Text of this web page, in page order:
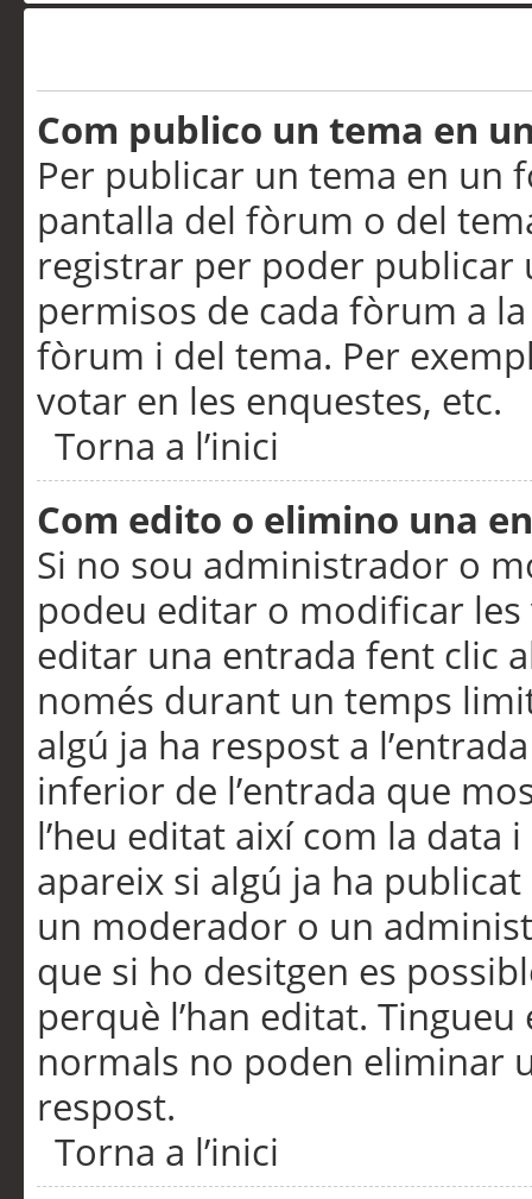
Com publico un tema en
Per publicar un tema en un
pantalla del fòrum o del
registrar per poder publicar
permisos de cada fòrum a
fòrum i del tema. Per
votar en les enquestes, etc.
Torna a l’inici
Com edito o elimino una
Si no sou administrador o
podeu editar o modificar
editar una entrada fent clic
només durant un temps
algú ja ha respost a
inferior de l’entrada que
l’heu editat així com la data
apareix si algú ja ha
un moderador o un
que si ho desitgen es
perquè l’han editat.
normals no poden eliminar
respost.
Torna a l’inici